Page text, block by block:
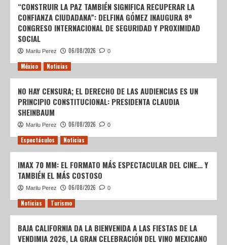
“CONSTRUIR LA PAZ TAMBIÉN SIGNIFICA RECUPERAR LA
CONFIANZA CIUDADANA”: DELFINA GÓMEZ INAUGURA 8º
CONGRESO INTERNACIONAL DE SEGURIDAD Y PROXIMIDAD
SOCIAL
Marilu Perez 06/08/2026 0
México Noticias
NO HAY CENSURA; EL DERECHO DE LAS AUDIENCIAS ES UN
PRINCIPIO CONSTITUCIONAL: PRESIDENTA CLAUDIA
SHEINBAUM
Marilu Perez 06/08/2026 0
Espectáculos Noticias
IMAX 70 MM: EL FORMATO MÁS ESPECTACULAR DEL CINE… Y
TAMBIÉN EL MÁS COSTOSO
Marilu Perez 06/08/2026 0
Noticias Turismo
BAJA CALIFORNIA DA LA BIENVENIDA A LAS FIESTAS DE LA
VENDIMIA 2026, LA GRAN CELEBRACIÓN DEL VINO MEXICANO